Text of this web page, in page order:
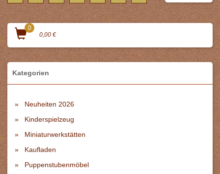
0
0,00 €
Kategorien
Neuheiten 2026
Kinderspielzeug
Miniaturwerkstätten
Kaufladen
Puppenstubenmöbel